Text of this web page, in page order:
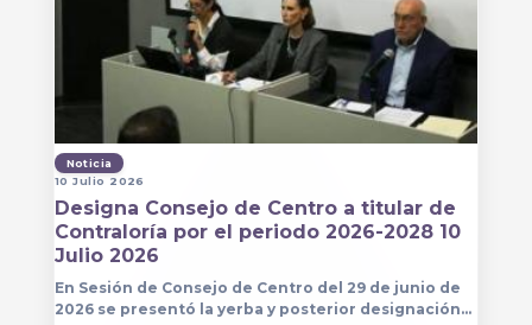
Noticia
10 Julio 2026
Designa Consejo de Centro a titular de
Contraloría por el periodo 2026-2028 10
Julio 2026
En Sesión de Consejo de Centro del 29 de junio de
2026 se presentó la yerba y posterior designación